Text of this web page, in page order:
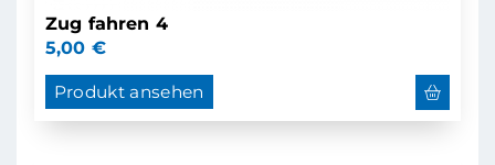
Zug fahren 4
5,00 €
Produkt ansehen